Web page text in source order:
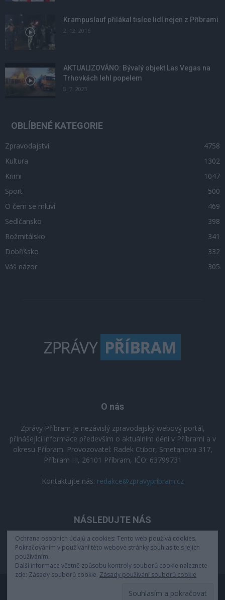
Krampuslauf přilákal tisíce lidí nejen z Příbrami
2. 12. 2016
AKTUALIZOVÁNO: Bývalý objekt Las Vegas na
Trhovkách lehl popelem
8. 7. 2023
OBLÍBENÉ KATEGORIE
Zpravodajství
4758
Kultura
1302
Krimi
1047
Sport
500
O čem se mluví
469
Sedlčansko
398
Rožmitálsko
341
Dobříšsko
332
Váš názor
305
O nás
Zprávy Příbram je nezávislý zpravodajský webový portál,
přinášející informace především o aktuálním dění v Příbrami a v
okresu Příbram. Provozovatel: Radek Ctibor, Smetanova 317,
Příbram III, 26101 Příbram, IČO: 63799731
Kontaktujte nás: redakce@zpravypribram.cz
NÁSLEDUJTE NÁS
Ochrana osobních údajů a cookies: Tento web používá cookies.
Pokračováním v používání této webové stránky souhlasíte s jejich
používáním.
Další informace včetně způsobu kontroly souborů cookie naleznete
zde: Zásady souborů cookie. Zásady používání souborů cookie